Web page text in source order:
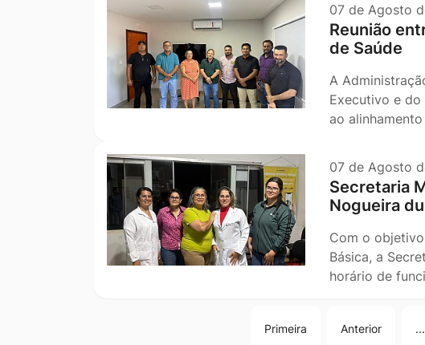
07 de Agosto
Reunião
de Saúde
A
Executivo e
ao
07 de Agosto
Secretaria
Nogueira
Com o
Básica, a
horário de
Primeira Anterior ...